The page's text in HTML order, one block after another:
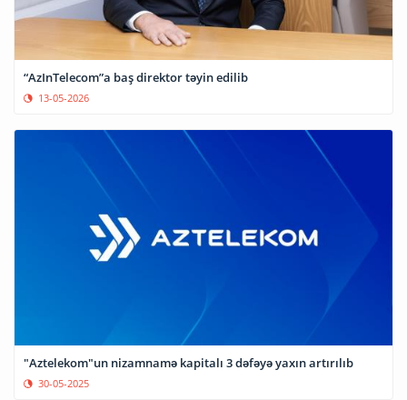
“AzInTelecom”a baş direktor təyin edilib
13-05-2026
"Aztelekom"un nizamnamə kapitalı 3 dəfəyə yaxın artırılıb
30-05-2025